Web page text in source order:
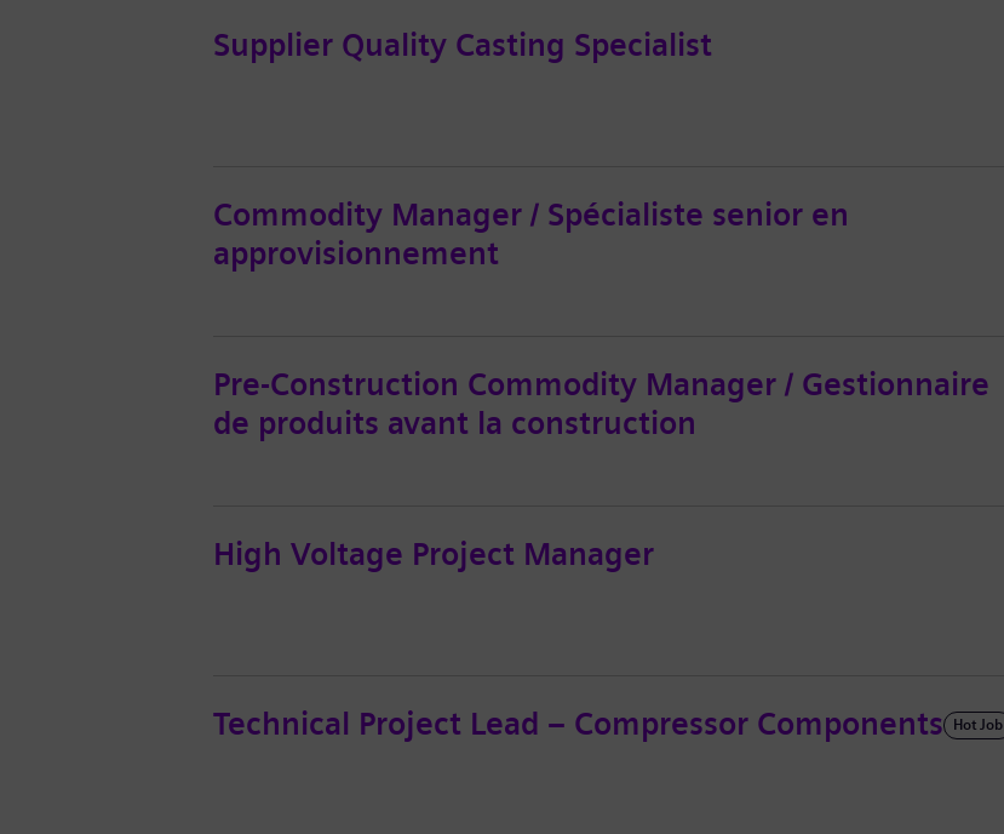
Supplier Quality Casting Specialist
Commodity Manager / Spécialiste senior en
approvisionnement
Pre-Construction Commodity Manager / Gestionnaire
de produits avant la construction
High Voltage Project Manager
Technical Project Lead – Compressor Components Hot Job